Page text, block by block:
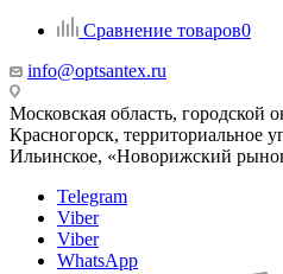
Сравнение товаров0
info@optsantex.ru
Московская область, городской
Красногорск, территориальное
Ильинское, «Новорижский
Telegram
Viber
Viber
WhatsApp